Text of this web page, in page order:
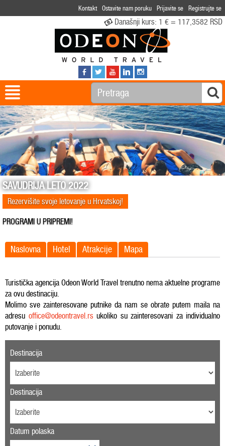
Kontakt Ostavite nam poruku Prijavite se Registrujte se
Današnji kurs: 1 € = 117,3582 RSD
SAVUDRIJA LETO 2022
Rezervišite svoje letovanje u Hrvatskoj!
PROGRAMI U PRIPREMI!
Naslovna Hotel Atrakcije Mapa
Turistička agencija Odeon World Travel trenutno nema aktuelne programe
za ovu destinaciju.
Molimo sve zainteresovane putnike da nam se obrate putem maila na
adresu office@odeontravel.rsukoliko su zainteresovani za individualno
putovanje i ponudu.
Destinacija
Destinacija
Datum polaska